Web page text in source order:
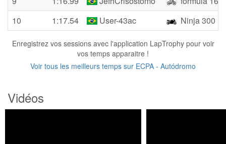
10
1:17.54 User-43ac Ninja 300
Enregistrez vos sessions avec l'application LapTrophy pour voir
vos temps apparaitre !
Voir tous les meilleurs temps sur ECPA - Autódromo
Vidéos